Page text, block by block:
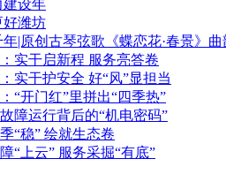
建设年
好潍坊
|原创古琴弦歌《蝶恋花·春景》
实干启新程 服务亮答卷
实干护安全 好“风”显担当
“开门红”里拼出“四季热”
障运行背后的“机电密码”
“稳” 绘就生态卷
“上云” 服务采掘“有底”